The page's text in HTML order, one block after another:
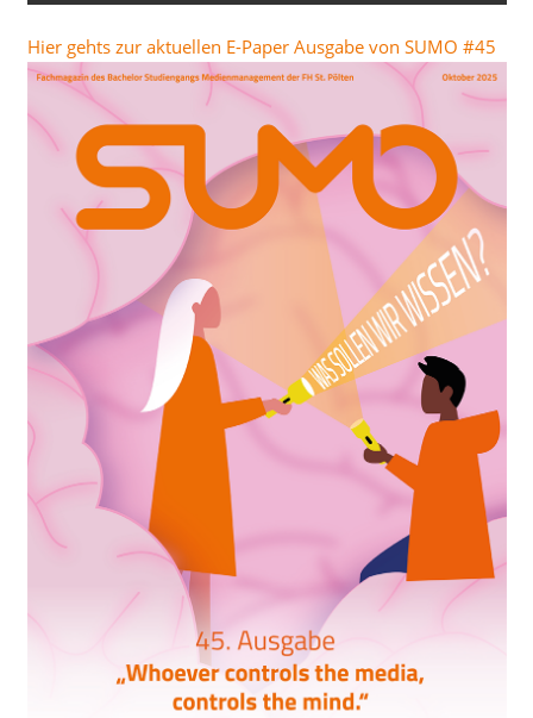
Hier gehts zur aktuellen E-Paper Ausgabe von SUMO #45